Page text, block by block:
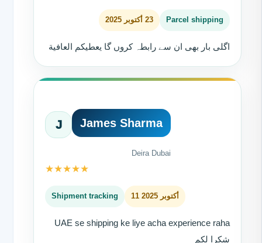
Parcel shipping 23 أكتوبر 2025
اگلی بار بھی ان سے رابطہ کروں گا يعطيكم العافية
J James Sharma
Deira Dubai
★★★★★
Shipment tracking 11 أكتوبر 2025
UAE se shipping ke liye acha experience raha
شكرا لكم